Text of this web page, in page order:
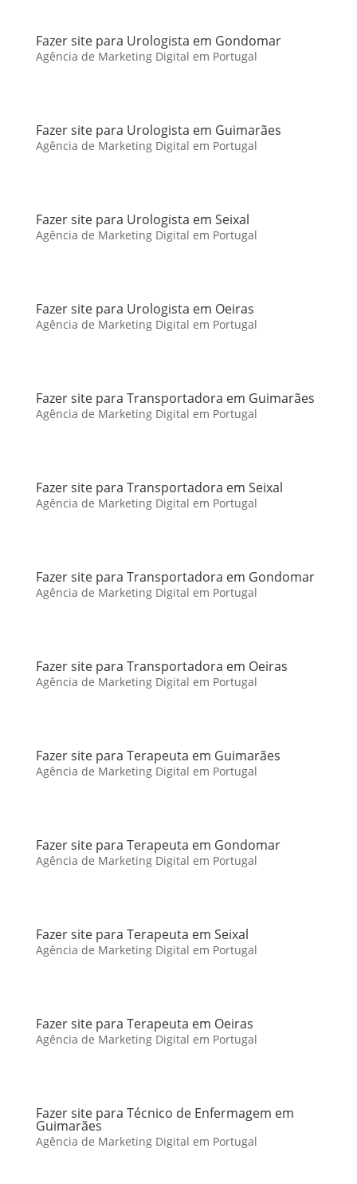
Fazer site para Urologista em Gondomar
Agência de Marketing Digital em Portugal
Fazer site para Urologista em Guimarães
Agência de Marketing Digital em Portugal
Fazer site para Urologista em Seixal
Agência de Marketing Digital em Portugal
Fazer site para Urologista em Oeiras
Agência de Marketing Digital em Portugal
Fazer site para Transportadora em Guimarães
Agência de Marketing Digital em Portugal
Fazer site para Transportadora em Seixal
Agência de Marketing Digital em Portugal
Fazer site para Transportadora em Gondomar
Agência de Marketing Digital em Portugal
Fazer site para Transportadora em Oeiras
Agência de Marketing Digital em Portugal
Fazer site para Terapeuta em Guimarães
Agência de Marketing Digital em Portugal
Fazer site para Terapeuta em Gondomar
Agência de Marketing Digital em Portugal
Fazer site para Terapeuta em Seixal
Agência de Marketing Digital em Portugal
Fazer site para Terapeuta em Oeiras
Agência de Marketing Digital em Portugal
Fazer site para Técnico de Enfermagem em
Guimarães
Agência de Marketing Digital em Portugal